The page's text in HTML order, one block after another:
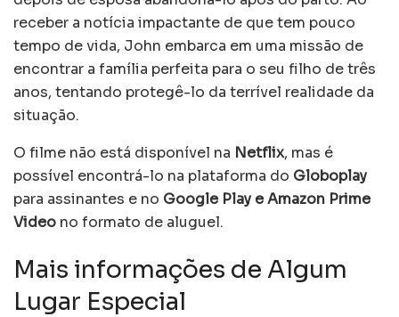
receber a notícia impactante de que tem pouco
tempo de vida, John embarca em uma missão de
encontrar a família perfeita para o seu filho de três
anos, tentando protegê-lo da terrível realidade da
situação.
O filme não está disponível na Netflix, mas é
possível encontrá-lo na plataforma do Globoplay
para assinantes e no Google Play e Amazon Prime
Video no formato de aluguel.
Mais informações de Algum
Lugar Especial